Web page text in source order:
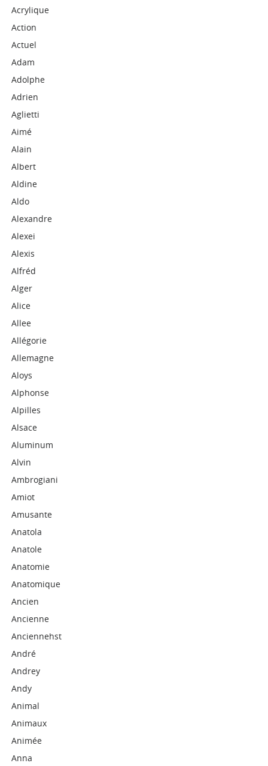
Acrylique
Action
Actuel
Adam
Adolphe
Adrien
Aglietti
Aimé
Alain
Albert
Aldine
Aldo
Alexandre
Alexei
Alexis
Alfréd
Alger
Alice
Allee
Allégorie
Allemagne
Aloys
Alphonse
Alpilles
Alsace
Aluminum
Alvin
Ambrogiani
Amiot
Amusante
Anatola
Anatole
Anatomie
Anatomique
Ancien
Ancienne
Anciennehst
André
Andrey
Andy
Animal
Animaux
Animée
Anna